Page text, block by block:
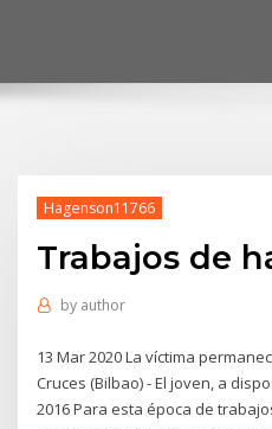
Hagenson11766
Trabajos de
by author
13 Mar 2020 La víctima
Cruces (Bilbao) - El joven, a
2016 Para esta época de